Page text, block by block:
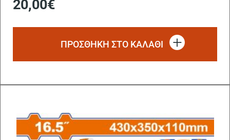
20,00€
ΠΡΟΣΘΗΚΗ ΣΤΟ ΚΑΛΑΘΙ